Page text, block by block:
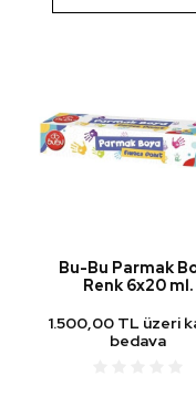
Bu-Bu Parmak
Renk 6x20 ml.
1.500,00 TL üzeri
bedava